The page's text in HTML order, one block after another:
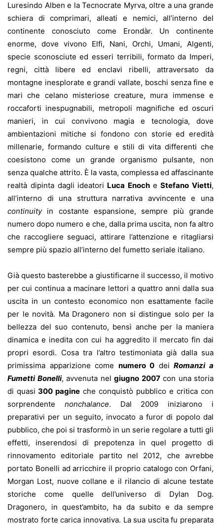
Luresindo Alben e la Tecnocrate Myrva, oltre a una grande
schiera di comprimari, alleati e nemici, all’interno del
continente conosciuto come Erondàr. Un continente
enorme, dove vivono Elfi, Nani, Orchi, Umani, Algenti,
specie sconosciute ed esseri terribili, formato da Imperi,
regni, città libere ed enclavi ribelli, attraversato da
montagne inesplorate e grandi vallate, boschi senza fine e
mari che celano misteriose creature, mura immense e
roccaforti inespugnabili, metropoli magnifiche ed oscuri
manieri, in cui convivono magia e tecnologia, dove
ambientazioni mitiche si fondono con storie ed eredità
millenarie, formando culture e stili di vita differenti che
coesistono come un grande organismo pulsante, non
senza qualche attrito. È la vasta, complessa ed affascinante
realtà dipinta dagli ideatori Luca Enoch eStefano Vietti,
all’interno di una struttura narrativa avvincente e una
continuityin costante espansione, sempre più grande
numero dopo numero e che, dalla prima uscita, non fa altro
che raccogliere seguaci, attirare l’attenzione e ritagliarsi
sempre più spazio all’interno del fumetto seriale italiano.
Già questo basterebbe a giustificarne il successo, il motivo
per cui continua a macinare lettori a quattro anni dalla sua
uscita in un contesto economico non esattamente facile
per le novità. Ma Dragonero non si distingue solo per la
bellezza del suo contenuto, bensì anche per la maniera
dinamica e inedita con cui ha aggredito il mercato fin dai
propri esordi. Cosa tra l’altro testimoniata già dalla sua
primissima apparizione come numero0 deiRomanzi a
Fumetti Bonelli, avvenuta nel giugno 2007con una storia
di quasi 300 pagine che conquistò pubblico e critica con
sorprendente nonchalance. Dal 2009 iniziarono i
preparativi per un seguito, invocato a furor di popolo dal
pubblico, che poi si trasformò in un serie regolare a tutti gli
effetti, inserendosi di prepotenza in quel progetto di
rinnovamento editoriale partito nel 2012, che avrebbe
portato Bonelli ad arricchire il proprio catalogo con Orfani,
Morgan Lost, nuove collane e il rilancio di alcune testate
storiche come quelle dell’universo di Dylan Dog.
Dragonero, in quest’ambito, ha da subito e da sempre
mostrato forte carica innovativa. La sua uscita fu preparata